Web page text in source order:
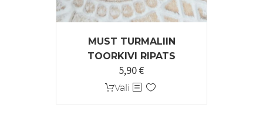
MUST TURMALIIN
TOORKIVI RIPATS
5,90€
Vali Sellel
tootel